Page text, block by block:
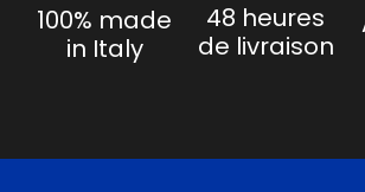
100% made
in Italy
48 heures
de livraison